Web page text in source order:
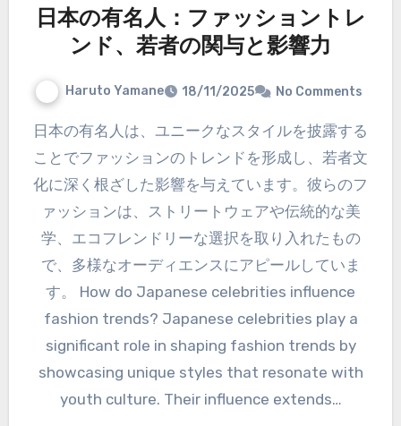
日本の有名人：ファッショントレ
ンド、若者の関与と影響力
Haruto Yamane 18/11/2025 No Comments
日本の有名人は、ユニークなスタイルを披露する
ことでファッションのトレンドを形成し、若者文
化に深く根ざした影響を与えています。彼らのフ
ァッションは、ストリートウェアや伝統的な美
学、エコフレンドリーな選択を取り入れたもの
で、多様なオーディエンスにアピールしていま
す。 How do Japanese celebrities influence
fashion trends? Japanese celebrities play a
significant role in shaping fashion trends by
showcasing unique styles that resonate with
youth culture. Their influence extends…